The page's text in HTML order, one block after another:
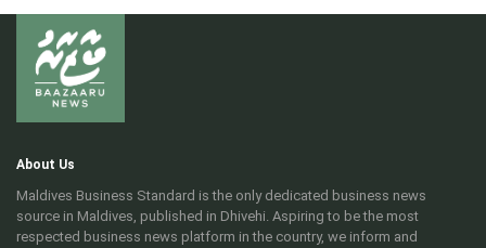
About Us
Maldives Business Standard is the only dedicated business news
source in Maldives, published in Dhivehi. Aspiring to be the most
respected business news platform in the country, we inform and